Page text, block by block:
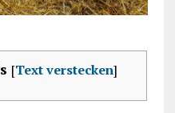
[Text verstecken]